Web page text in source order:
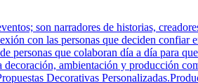
son narradores de historias,
con las personas que deciden confiar
que colaboran día a día para
ambientación y producción
Decorativas